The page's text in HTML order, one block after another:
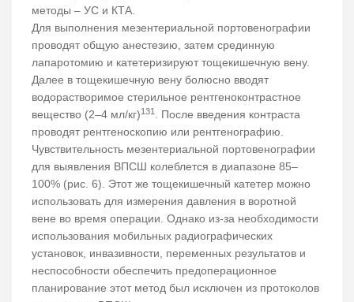
методы – УС и КТА.
Для выполнения мезентериальной портовенографии
проводят общую анестезию, затем срединную
лапаротомию и катетеризируют тощекишечную вену.
Далее в тощекишечную вену болюсно вводят
водорастворимое стерильное рентгеноконтрастное
вещество (2–4 мл/кг)131
. После введения контраста
проводят рентгеноскопию или рентгенографию.
Чувствительность мезентериальной портовенографии
для выявления ВПСШ колеблется в диапазоне 85–
100% (рис. 6). Этот же тощекишечный катетер можно
использовать для измерения давления в воротной
вене во время операции. Однако из-за необходимости
использования мобильных радиографических
установок, инвазивности, переменных результатов и
неспособности обеспечить предоперационное
планирование этот метод был исключен из протоколов